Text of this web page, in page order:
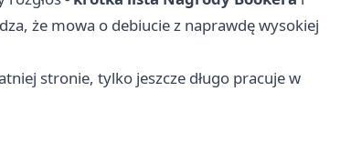
że mowa o debiucie z naprawdę wysokiej
stronie, tylko jeszcze długo pracuje w